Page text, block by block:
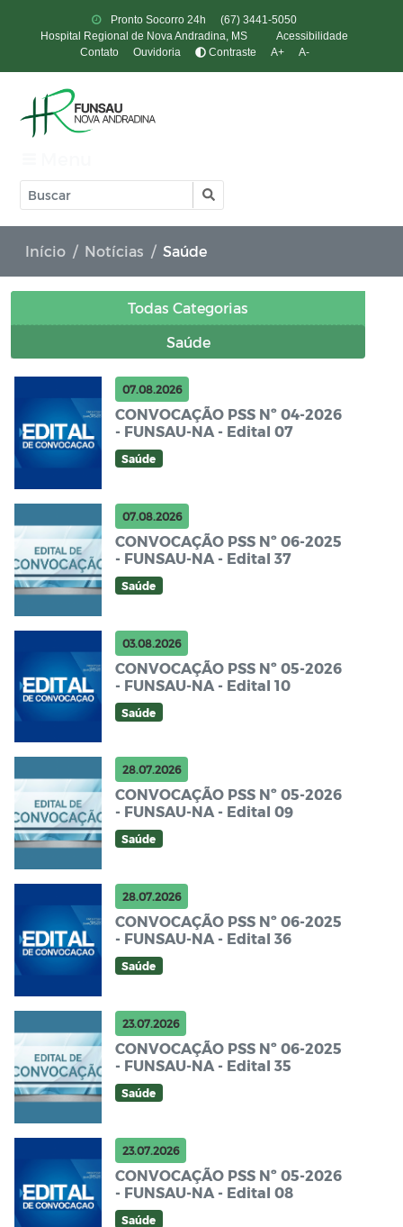
Pronto Socorro 24h
(67) 3441-5050
Hospital Regional de Nova Andradina, MS
Acessibilidade
Contato
Ouvidoria Contraste A+ A-
Início Notícias Saúde
Todas Categorias
Saúde
07.08.2026
CONVOCAÇÃO PSS Nº 04-2026
- FUNSAU-NA - Edital 07
Saúde
07.08.2026
CONVOCAÇÃO PSS Nº 06-2025
- FUNSAU-NA - Edital 37
Saúde
03.08.2026
CONVOCAÇÃO PSS Nº 05-2026
- FUNSAU-NA - Edital 10
Saúde
28.07.2026
CONVOCAÇÃO PSS Nº 05-2026
- FUNSAU-NA - Edital 09
Saúde
28.07.2026
CONVOCAÇÃO PSS Nº 06-2025
- FUNSAU-NA - Edital 36
Saúde
23.07.2026
CONVOCAÇÃO PSS Nº 06-2025
- FUNSAU-NA - Edital 35
Saúde
23.07.2026
CONVOCAÇÃO PSS Nº 05-2026
- FUNSAU-NA - Edital 08
Saúde